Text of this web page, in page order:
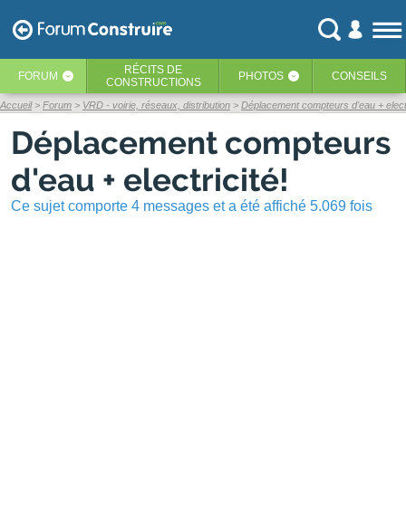
FORUM ‹ RÉCITS DE
CONSTRUCTIONS
PHOTOS ‹ CONSEILS
Accueil Forum VRD - voirie, réseaux, distribution Déplacement compteurs d'eau +
Déplacement compteurs
d'eau + electricité!
Ce sujet comporte 4 messages et a été affiché 5.069 fois